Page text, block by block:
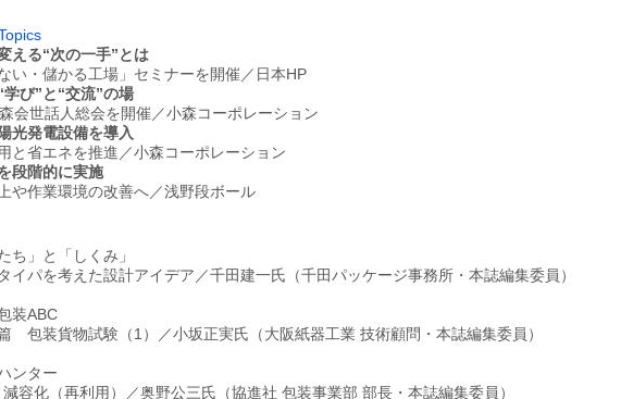
える“次の一手”とは
ない・儲かる工場」セミナーを開催／日本HP
び”と“交流”の場
会世話人総会を開催／小森コーポレーション
光発電設備を導入
と省エネを推進／小森コーポレーション
段階的に実施
や作業環境の改善へ／浅野段ボール
ち」と「しくみ」
イパを考えた設計アイデア／千田建一氏（千田パッケージ事務所・本誌編集委員）
装ABC
包装貨物試験（1）／小坂正実氏（大阪紙器工業 技術顧問・本誌編集委員）
ンター
容化（再利用）／奥野公三氏（協進社 包装事業部 部長・本誌編集委員）